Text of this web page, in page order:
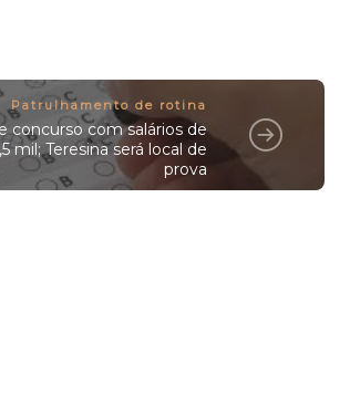
Patrulhamento de rotina
concurso com salários de
mil; Teresina será local de
prova